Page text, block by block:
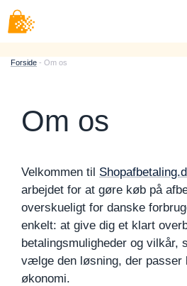
Hop
til
Forside - Om os
Om os
Velkommen til
arbejdet for at gøre køb på
overskueligt for danske
enkelt: at give dig et klart
betalingsmuligheder og vilkår,
vælge den løsning, der passer
økonomi.